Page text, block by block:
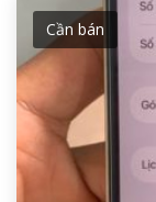
Cần bán